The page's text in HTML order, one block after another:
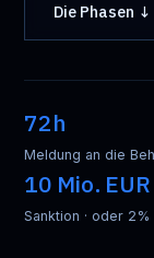
Die Phasen ↓
72h
Meldung an die
10 Mio. EUR
Sanktion · oder 2%